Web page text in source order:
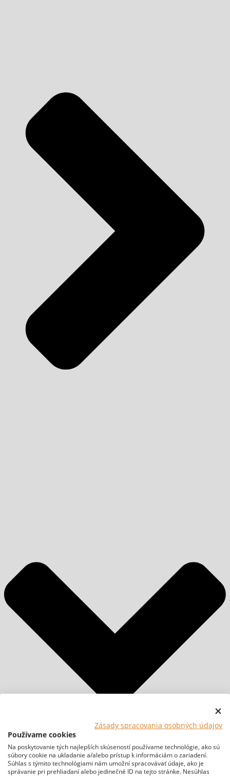
Zásady spracovania osobných údajov
Používame cookies
Na poskytovanie tých najlepších skúseností používame technológie, ako sú
súbory cookie na ukladanie a/alebo prístup k informáciám o zariadení.
Súhlas s týmito technológiami nám umožní spracovávať údaje, ako je
správanie pri prehliadaní alebo jedinečné ID na tejto stránke. Nesúhlas